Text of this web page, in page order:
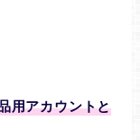
用アカウントと